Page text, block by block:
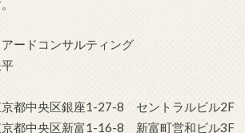
ードコンサルティング
京都中央区銀座1-27-8 セントラルビル2F
京都中央区新富1-16-8 新富町営和ビル3F